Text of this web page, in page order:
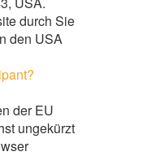
durch Sie
den USA
der EU
ungekürzt